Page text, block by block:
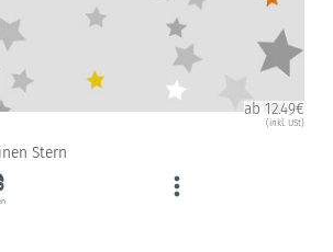
ab 12.49€
(inkl. USt)
Stern